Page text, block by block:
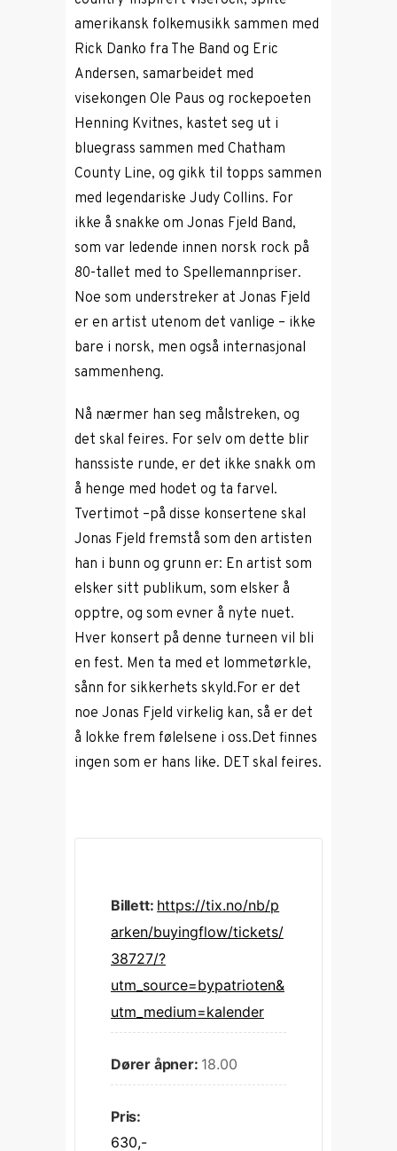
amerikansk folkemusikk sammen med
Rick Danko fra The Band og Eric
Andersen, samarbeidet med
visekongen Ole Paus og rockepoeten
Henning Kvitnes, kastet seg ut i
bluegrass sammen med Chatham
County Line, og gikk til topps sammen
med legendariske Judy Collins. For
ikke å snakke om Jonas Fjeld Band,
som var ledende innen norsk rock på
80-tallet med to Spellemannpriser.
Noe som understreker at Jonas Fjeld
er en artist utenom det vanlige – ikke
bare i norsk, men også internasjonal
sammenheng.
Nå nærmer han seg målstreken, og
det skal feires. For selv om dette blir
hanssiste runde, er det ikke snakk om
å henge med hodet og ta farvel.
Tvertimot –på disse konsertene skal
Jonas Fjeld fremstå som den artisten
han i bunn og grunn er: En artist som
elsker sitt publikum, som elsker å
opptre, og som evner å nyte nuet.
Hver konsert på denne turneen vil bli
en fest. Men ta med et lommetørkle,
sånn for sikkerhets skyld.For er det
noe Jonas Fjeld virkelig kan, så er det
å lokke frem følelsene i oss.Det finnes
ingen som er hans like. DET skal feires.
Billett: https://tix.no/nb/p
arken/buyingflow/tickets/
38727/?
utm_source=bypatrioten&
utm_medium=kalender
Dører åpner: 18.00
Pris:
630,-